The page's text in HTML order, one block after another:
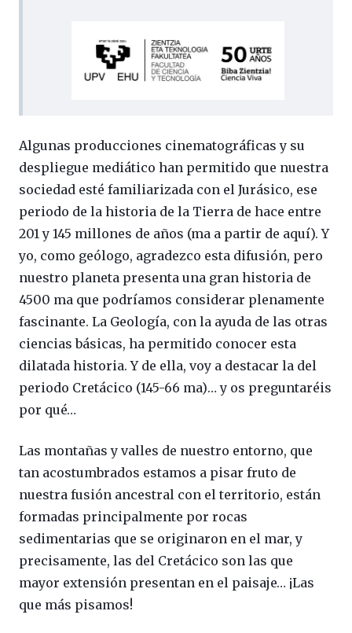
Algunas producciones cinematográficas y su
despliegue mediático han permitido que nuestra
sociedad esté familiarizada con el Jurásico, ese
periodo de la historia de la Tierra de hace entre
201 y 145 millones de años (ma a partir de aquí). Y
yo, como geólogo, agradezco esta difusión, pero
nuestro planeta presenta una gran historia de
4500 ma que podríamos considerar plenamente
fascinante. La Geología, con la ayuda de las otras
ciencias básicas, ha permitido conocer esta
dilatada historia. Y de ella, voy a destacar la del
periodo Cretácico (145-66 ma)… y os preguntaréis
por qué…
Las montañas y valles de nuestro entorno, que
tan acostumbrados estamos a pisar fruto de
nuestra fusión ancestral con el territorio, están
formadas principalmente por rocas
sedimentarias que se originaron en el mar, y
precisamente, las del Cretácico son las que
mayor extensión presentan en el paisaje… ¡Las
que más pisamos!